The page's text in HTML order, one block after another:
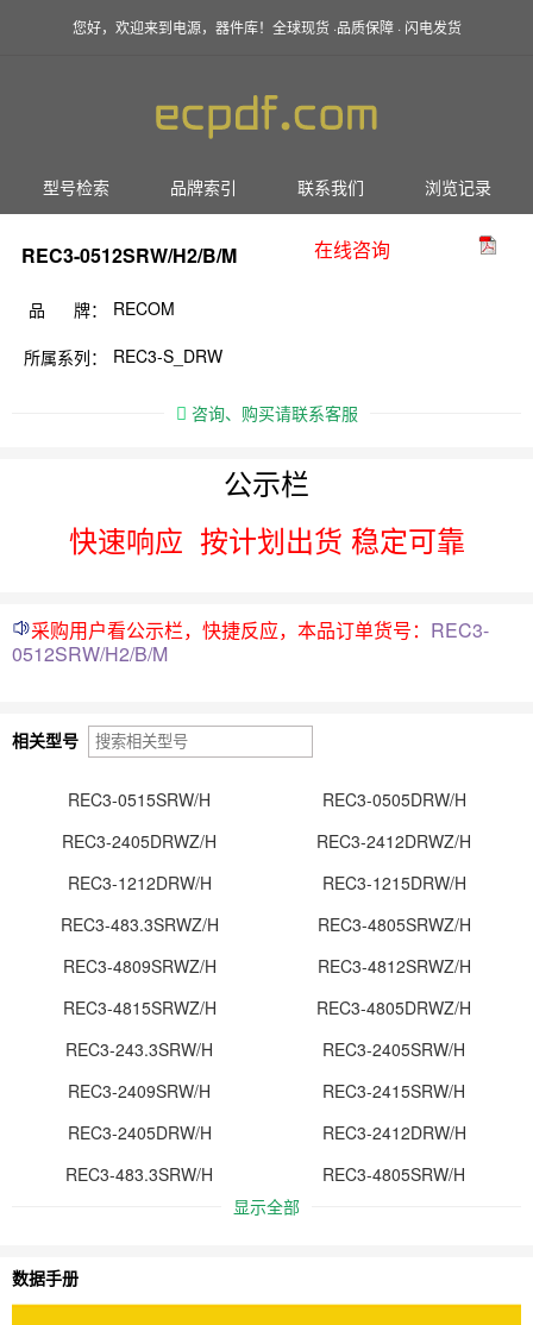
您好，欢迎来到电源，器件库！全球现货 ·品质保障 · 闪电发货
型号检索 品牌索引 联系我们 浏览记录
REC3-0512SRW/H2/B/M 在线咨询
品 牌： RECOM
所属系列： REC3-S_DRW
咨询、购买请联系客服
公示栏
快速响应 按计划出货 稳定可靠
采购用户看公示栏，快捷反应，本品订单货号： REC3-
0512SRW/H2/B/M
相关型号
REC3-0515SRW/H
REC3-0505DRW/H
REC3-2405DRWZ/H
REC3-2412DRWZ/H
REC3-1212DRW/H
REC3-1215DRW/H
REC3-483.3SRWZ/H
REC3-4805SRWZ/H
REC3-4809SRWZ/H
REC3-4812SRWZ/H
REC3-4815SRWZ/H
REC3-4805DRWZ/H
REC3-243.3SRW/H
REC3-2405SRW/H
REC3-2409SRW/H
REC3-2415SRW/H
REC3-2405DRW/H
REC3-2412DRW/H
REC3-483.3SRW/H
REC3-4805SRW/H
显示全部
数据手册